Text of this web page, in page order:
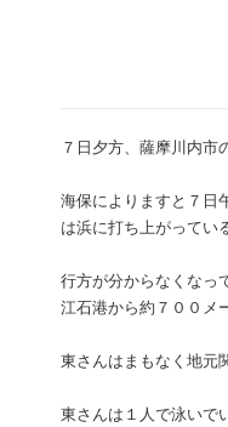
７日夕方、薩摩川内市
海保によりますと７日
は浜に打ち上がってい
行方が分からなくなっ
江石港から約７００メ
東さんはまもなく地元
東さんは１人で泳いで